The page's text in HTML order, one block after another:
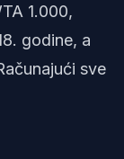
1.000,
godine, a
sve